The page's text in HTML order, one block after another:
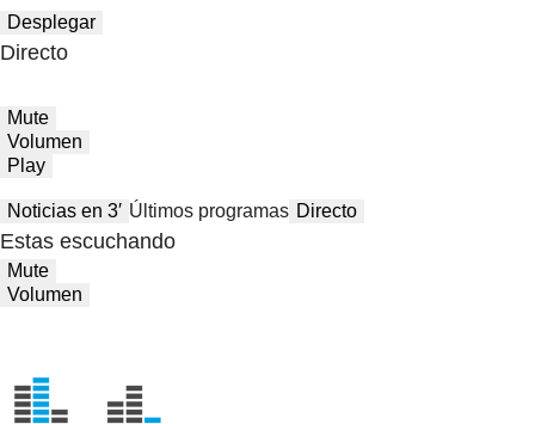
Desplegar
Directo
Mute
Volumen
Play
Noticias en 3′ Últimos programas Directo
Estas escuchando
Mute
Volumen